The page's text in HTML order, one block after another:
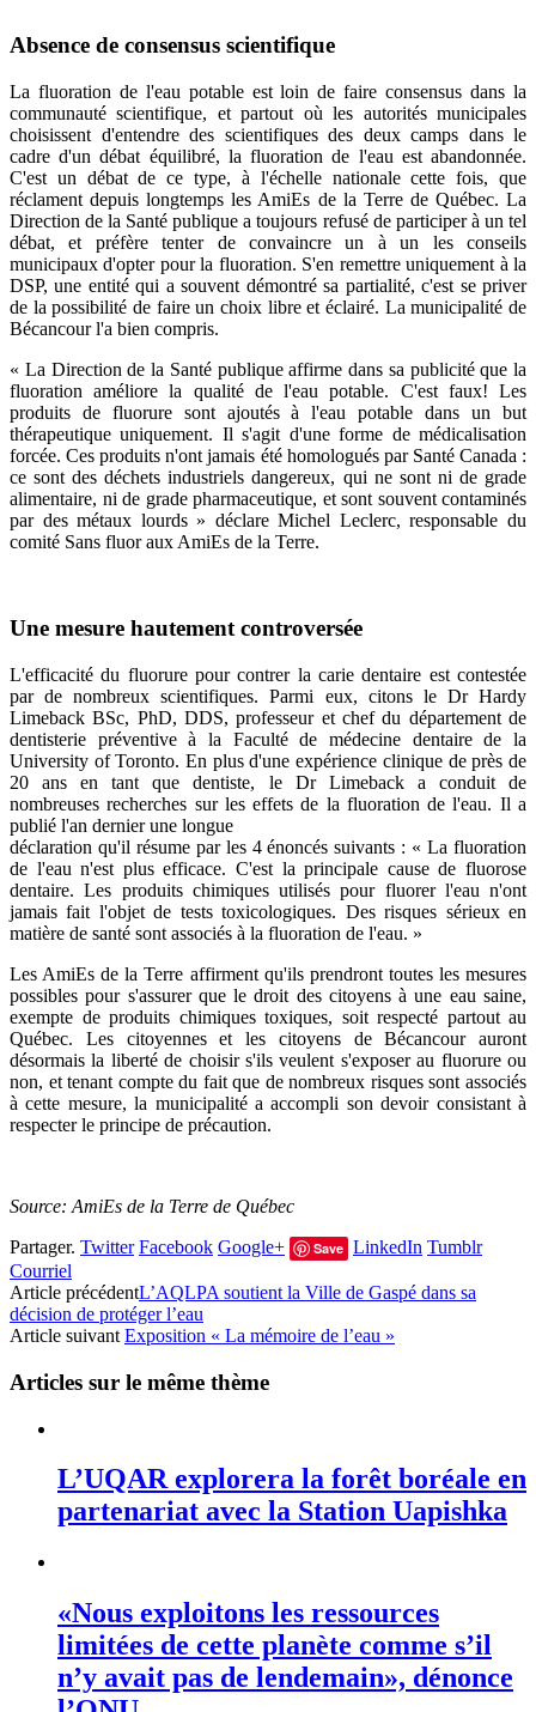
Absence de consensus scientifique
La fluoration de l'eau potable est loin de faire consensus dans la
communauté scientifique, et partout où les autorités municipales
choisissent d'entendre des scientifiques des deux camps dans le
cadre d'un débat équilibré, la fluoration de l'eau est abandonnée.
C'est un débat de ce type, à l'échelle nationale cette fois, que
réclament depuis longtemps les AmiEs de la Terre de Québec. La
Direction de la Santé publique a toujours refusé de participer à un tel
débat, et préfère tenter de convaincre un à un les conseils
municipaux d'opter pour la fluoration. S'en remettre uniquement à la
DSP, une entité qui a souvent démontré sa partialité, c'est se priver
de la possibilité de faire un choix libre et éclairé. La municipalité de
Bécancour l'a bien compris.
« La Direction de la Santé publique affirme dans sa publicité que la
fluoration améliore la qualité de l'eau potable. C'est faux! Les
produits de fluorure sont ajoutés à l'eau potable dans un but
thérapeutique uniquement. Il s'agit d'une forme de médicalisation
forcée. Ces produits n'ont jamais été homologués par Santé Canada :
ce sont des déchets industriels dangereux, qui ne sont ni de grade
alimentaire, ni de grade pharmaceutique, et sont souvent contaminés
par des métaux lourds » déclare Michel Leclerc, responsable du
comité Sans fluor aux AmiEs de la Terre.
Une mesure hautement controversée
L'efficacité du fluorure pour contrer la carie dentaire est contestée
par de nombreux scientifiques. Parmi eux, citons le Dr Hardy
Limeback BSc, PhD, DDS, professeur et chef du département de
dentisterie préventive à la Faculté de médecine dentaire de la
University of Toronto. En plus d'une expérience clinique de près de
20 ans en tant que dentiste, le Dr Limeback a conduit de
nombreuses recherches sur les effets de la fluoration de l'eau. Il a
publié l'an dernier une longue
déclaration qu'il résume par les 4 énoncés suivants : « La fluoration
de l'eau n'est plus efficace. C'est la principale cause de fluorose
dentaire. Les produits chimiques utilisés pour fluorer l'eau n'ont
jamais fait l'objet de tests toxicologiques. Des risques sérieux en
matière de santé sont associés à la fluoration de l'eau. »
Les AmiEs de la Terre affirment qu'ils prendront toutes les mesures
possibles pour s'assurer que le droit des citoyens à une eau saine,
exempte de produits chimiques toxiques, soit respecté partout au
Québec. Les citoyennes et les citoyens de Bécancour auront
désormais la liberté de choisir s'ils veulent s'exposer au fluorure ou
non, et tenant compte du fait que de nombreux risques sont associés
à cette mesure, la municipalité a accompli son devoir consistant à
respecter le principe de précaution.
Source: AmiEs de la Terre de Québec
Partager. Twitter Facebook Google+ Save LinkedIn Tumblr
Courriel
Article précédentL’AQLPA soutient la Ville de Gaspé dans sa
décision de protéger l’eau
Article suivant Exposition « La mémoire de l’eau »
Articles sur le même thème
L’UQAR explorera la forêt boréale en
partenariat avec la Station Uapishka
«Nous exploitons les ressources
limitées de cette planète comme s’il
n’y avait pas de lendemain», dénonce